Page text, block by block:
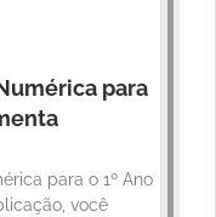
para
para o 1º Ano
você